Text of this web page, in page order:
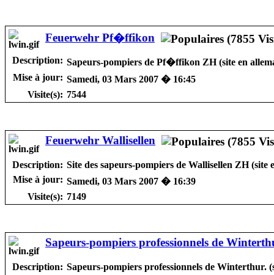
Feuerwehr Pf�ffikon
Description: Sapeurs-pompiers de Pf�ffikon ZH (site en
Mise à jour: Samedi, 03 Mars 2007 � 16:45
Visite(s): 7544
Feuerwehr Wallisellen
Description: Site des sapeurs-pompiers de Wallisellen ZH (site
Mise à jour: Samedi, 03 Mars 2007 � 16:39
Visite(s): 7149
Sapeurs-pompiers professionnels de
Description: Sapeurs-pompiers professionnels de Winterthur.